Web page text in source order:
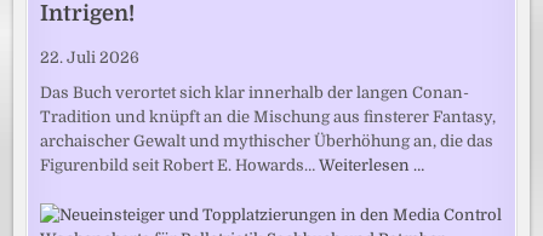
Intrigen!
22. Juli 2026
Das Buch verortet sich klar innerhalb der langen Conan-
Tradition und knüpft an die Mischung aus finsterer Fantasy,
archaischer Gewalt und mythischer Überhöhung an, die das
Figurenbild seit Robert E. Howards…Weiterlesen …